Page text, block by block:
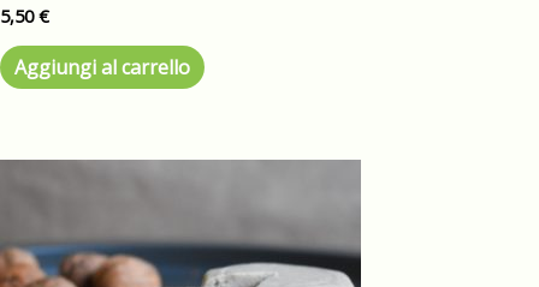
5,50€
Aggiungi al carrello